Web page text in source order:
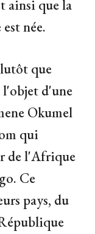
ainsi que la
née.
que
l'objet d'une
Okumel
qui
de l'Afrique
Ce
pays, du